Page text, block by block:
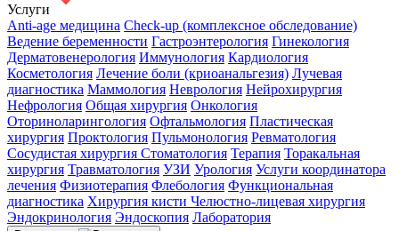
Услуги
Anti-age медицина Check-up (комплексное обследование)
Ведение беременности Гастроэнтерология Гинекология
Дерматовенерология Иммунология Кардиология
Косметология Лечение боли (криоанальгезия) Лучевая
диагностика Маммология Неврология Нейрохирургия
Нефрология Общая хирургия Онкология
Оториноларингология Офтальмология Пластическая
хирургия Проктология Пульмонология Ревматология
Сосудистая хирургия Стоматология Терапия Торакальная
хирургия Травматология УЗИ Урология Услуги координатора
лечения Физиотерапия Флебология Функциональная
диагностика Хирургия кисти Челюстно-лицевая хирургия
Эндокринология Эндоскопия Лаборатория